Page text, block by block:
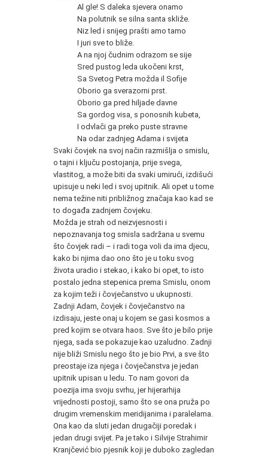
Al gle! S daleka sjevera onamo
Na polutnik se silna santa skliže.
Niz led i snijeg prašti amo tamo
I juri sve to bliže.
A na njoj čudnim odrazom se sije
Sred pustog leda ukočeni krst,
Sa Svetog Petra možda il Sofije
Oborio ga sverazorni prst.
Oborio ga pred hiljade davne
Sa gordog visa, s ponosnih kubeta,
I odvlači ga preko puste stravne
Na odar zadnjeg Adama i svijeta
Svaki čovjek na svoj način razmišlja o smislu,
o tajni i ključu postojanja, prije svega,
vlastitog, a može biti da svaki umirući, izdišući
upisuje u neki led i svoj upitnik. Ali opet u tome
nema težine niti približnog značaja kao kad se
to događa zadnjem čovjeku.
Možda je strah od neizvjesnosti i
nepoznavanja tog smisla sadržana u svemu
što čovjek radi – i radi toga voli da ima djecu,
kako bi njima dao ono što je u toku svog
života uradio i stekao, i kako bi opet, to isto
postalo jedna stepenica prema Smislu, onom
za kojim teži i čovječanstvo u ukupnosti.
Zadnji Adam, čovjek i čovječanstvo na
izdisaju, jeste onaj u kojem se gasi kosmos a
pred kojim se otvara haos. Sve što je bilo prije
njega, sada se pokazuje kao uzaludno. Zadnji
nije bliži Smislu nego što je bio Prvi, a sve što
preostaje iza njega i čovječanstva je jedan
upitnik upisan u ledu. To nam govori da
poezija ima svoju svrhu, jer hijerarhija
vrijednosti postoji, samo što se ona pruža po
drugim vremenskim meridijanima i paralelama.
Ona kao da sluti jedan drugačiji poredak i
jedan drugi svijet. Pa je tako i Silvije Strahimir
Kranjčević bio pjesnik koji je duboko zagledan